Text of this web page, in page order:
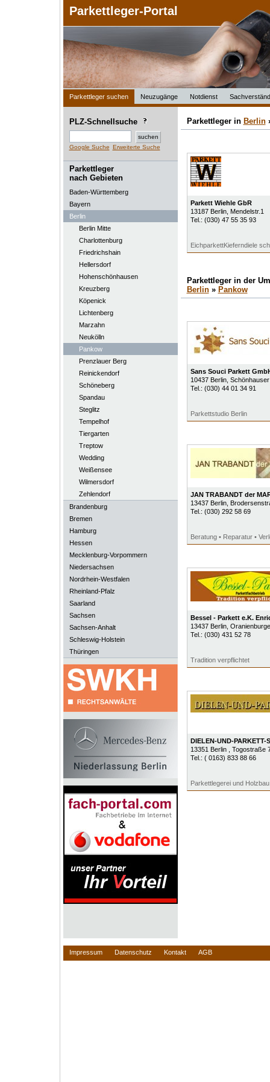
Parkettleger-Portal
Parkettleger suchen Neuzugänge Notdienst
PLZ-Schnellsuche
Google Suche Erweiterte Suche
Parkettleger
nach Gebieten
Baden-Württemberg
Bayern
Berlin
Berlin Mitte
Charlottenburg
Friedrichshain
Hellersdorf
Hohenschönhausen
Kreuzberg
Köpenick
Lichtenberg
Marzahn
Neukölln
Pankow
Prenzlauer Berg
Reinickendorf
Schöneberg
Spandau
Steglitz
Tempelhof
Tiergarten
Treptow
Wedding
Weißensee
Wilmersdorf
Zehlendorf
Brandenburg
Bremen
Hamburg
Hessen
Mecklenburg-Vorpommern
Niedersachsen
Nordrhein-Westfalen
Rheinland-Pfalz
Saarland
Sachsen
Sachsen-Anhalt
Schleswig-Holstein
Thüringen
Parkettleger in Berlin
Parkett Wiehle GbR
13187 Berlin, Mendelstr.1
Tel.: (030) 47 55 35 93
EichparkettKieferndiele
Parkettleger in der
Berlin» Pankow
Sans Souci Parkett
10437 Berlin, Schönhauser
Tel.: (030) 44 01 34 91
Parkettstudio Berlin
JAN TRABANDT der
13437 Berlin,
Tel.: (030) 292 58 69
Beratung • Reparatur •
Bessel - Parkett e.K.
13437 Berlin,
Tel.: (030) 431 52 78
Tradition verpflichtet
DIELEN-UND-PARKETT-
13351 Berlin
, Togostraße
Tel.: ( 0163) 833 88 66
Parkettlegerei und Holzbau
Impressum Datenschutz Kontakt AGB